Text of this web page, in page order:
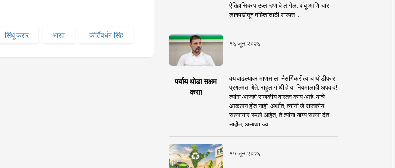
सिंधू करार भारत कीर्तिवर्धन सिंह
ऐतिहासिक पाऊल म्हणावे लागेल. बांबू आणि चारा
लागवडीतून महिलांसाठी शाश्वत ..
१६ जून २०२६
पर्याय थोडा सक्षम
करा!
वय वाढल्यावर माणसाला नैसर्गिकरीत्याच थोडीफार
प्रगल्भता येते. राहुल गांधी हे या नियमालाही अपवाद!
त्यांना आजही राजकीय वास्तव काय आहे, याचे
आकलन होत नाही. अर्थात, त्यांनी जे राजकीय
सल्लागार नेमले आहेत, ते त्यांना योग्य सल्ला देत
नाहीत, अन्यथा ज्या ..
१५ जून २०२६